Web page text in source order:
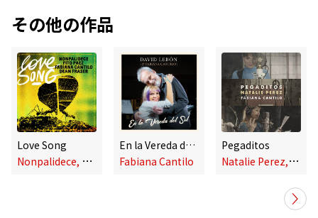
その他の作品
Love Song
N
onpalidece, Fito Paez, Fabiana Cantilo, Dean Fraser
En la Vereda del Sol
Fabiana Cantilo
Pegaditos
N
atalie Perez, Fabiana Cantilo